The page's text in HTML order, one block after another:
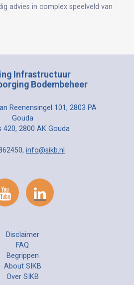
advies in complex speelveld van
Infrastructuur
Bodembeheer
Reenensingel 101, 2803 PA
Gouda
420, 2800 AK Gouda
info@sikb.nl
Disclaimer
FAQ
Begrippen
About SIKB
Over SIKB